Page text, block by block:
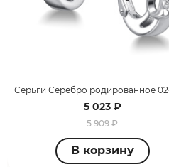
5 023 ₽
5 909 ₽
В корзину